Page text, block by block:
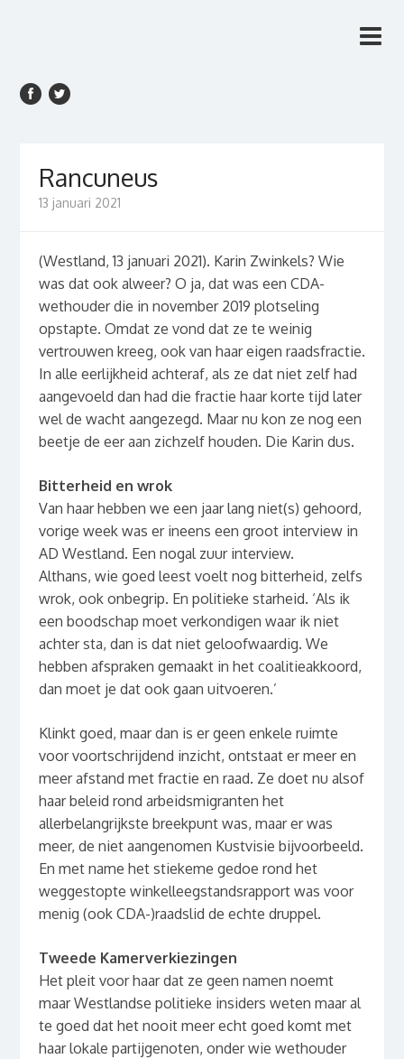
Rancuneus
13 januari 2021
(Westland, 13 januari 2021). Karin Zwinkels? Wie
was dat ook alweer? O ja, dat was een CDA-
wethouder die in november 2019 plotseling
opstapte. Omdat ze vond dat ze te weinig
vertrouwen kreeg, ook van haar eigen raadsfractie.
In alle eerlijkheid achteraf, als ze dat niet zelf had
aangevoeld dan had die fractie haar korte tijd later
wel de wacht aangezegd. Maar nu kon ze nog een
beetje de eer aan zichzelf houden. Die Karin dus.
Bitterheid en wrok
Van haar hebben we een jaar lang niet(s) gehoord,
vorige week was er ineens een groot interview in
AD Westland. Een nogal zuur interview.
Althans, wie goed leest voelt nog bitterheid, zelfs
wrok, ook onbegrip. En politieke starheid. ‘Als ik
een boodschap moet verkondigen waar ik niet
achter sta, dan is dat niet geloofwaardig. We
hebben afspraken gemaakt in het coalitieakkoord,
dan moet je dat ook gaan uitvoeren.’
Klinkt goed, maar dan is er geen enkele ruimte
voor voortschrijdend inzicht, ontstaat er meer en
meer afstand met fractie en raad. Ze doet nu alsof
haar beleid rond arbeidsmigranten het
allerbelangrijkste breekpunt was, maar er was
meer, de niet aangenomen Kustvisie bijvoorbeeld.
En met name het stiekeme gedoe rond het
weggestopte winkelleegstandsrapport was voor
menig (ook CDA-)raadslid de echte druppel.
Tweede Kamerverkiezingen
Het pleit voor haar dat ze geen namen noemt
maar Westlandse politieke insiders weten maar al
te goed dat het nooit meer echt goed komt met
haar lokale partijgenoten, onder wie wethouder